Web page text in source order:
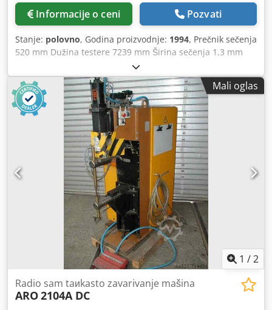
Informacije o ceni Pozvati
Stanje: polovno, Godina proizvodnje: 1994, Prečnik sečenja
520 mm Dužina testere 7239 mm Širina sečenja 1,3 mm
Kontrola POSIMOD Kvadratna površina sečenja 520 k 520
mm Dužina hrane 500 mm Dužina hrane više 4500 mm
Najmanja dužina sekcije 6 mm Dužina ostatka min./maks.
10 / 100 mm Brzina sečenja 20 - 130 m / min Dimenzije
lista testere 7239 k 50 k 1,3 mm Motor testere 5,5 kV
Ukupna potreba za snagom 10.0 kV Težina mašine oko 3,8 t
Dimenzije mašine D k Š k V 3,42 k 2,30 k 2,40 m - 2-stub
vođen - Dodpfx Aswm Rm Ieccswa Dodatna oprema: Feed
valjak transporter 2500 mm, čip transporter, rashladne
tečnosti uređaj
Mali oglas
1 /2
Radio sam taиkasto zavarivanje mašina
ARO2104A DC